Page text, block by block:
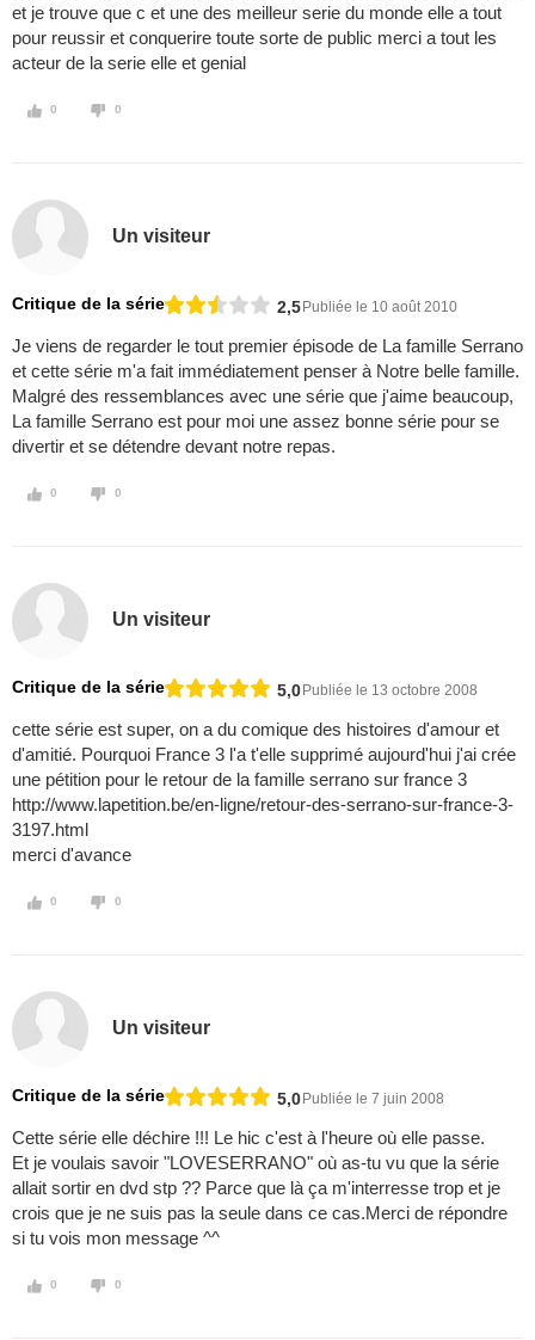
et je trouve que c et une des meilleur serie du monde elle a tout
pour reussir et conquerire toute sorte de public merci a tout les
acteur de la serie elle et genial
0 0
Un visiteur
Critique de la série 2,5Publiée le 10 août 2010
Je viens de regarder le tout premier épisode de La famille Serrano
et cette série m'a fait immédiatement penser à Notre belle famille.
Malgré des ressemblances avec une série que j'aime beaucoup,
La famille Serrano est pour moi une assez bonne série pour se
divertir et se détendre devant notre repas.
0 0
Un visiteur
Critique de la série 5,0Publiée le 13 octobre 2008
cette série est super, on a du comique des histoires d'amour et
d'amitié. Pourquoi France 3 l'a t'elle supprimé aujourd'hui j'ai crée
une pétition pour le retour de la famille serrano sur france 3
http://www.lapetition.be/en-ligne/retour-des-serrano-sur-france-3-
3197.html
merci d'avance
0 0
Un visiteur
Critique de la série 5,0Publiée le 7 juin 2008
Cette série elle déchire !!! Le hic c'est à l'heure où elle passe.
Et je voulais savoir "LOVESERRANO" où as-tu vu que la série
allait sortir en dvd stp ?? Parce que là ça m'interresse trop et je
crois que je ne suis pas la seule dans ce cas.Merci de répondre
si tu vois mon message ^^
0 0